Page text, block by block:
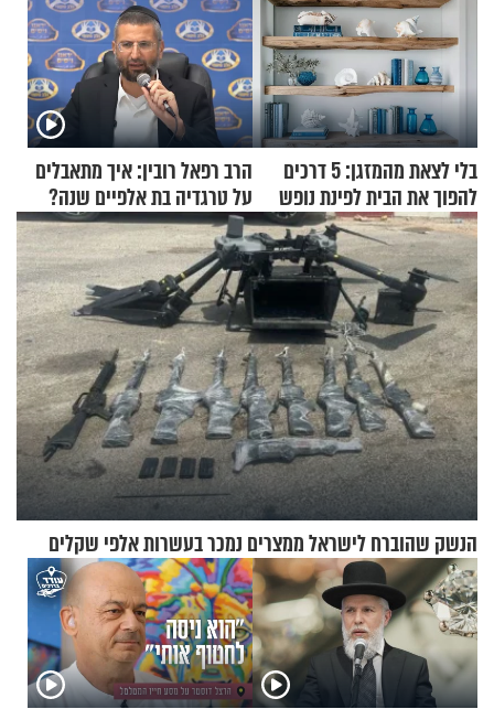
בלי לצאת מהמזגן: 5 דרכים
להפוך את הבית לפינת נופש
מעוצבת
הרב רפאל רובין: איך מתאבלים
על טרגדיה בת אלפיים שנה?
הנשק שהוברח לישראל ממצרים נמכר בעשרות אלפי שקלים